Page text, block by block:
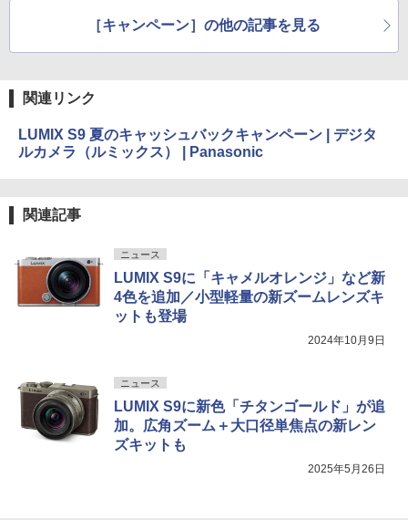
［キャンペーン］の他の記事を見る
関連リンク
LUMIX S9 夏のキャッシュバックキャンペーン | デジタ
ルカメラ（ルミックス） | Panasonic
関連記事
ニュース
LUMIX S9に「キャメルオレンジ」など新
4色を追加／小型軽量の新ズームレンズキ
ットも登場
2024年10月9日
ニュース
LUMIX S9に新色「チタンゴールド」が追
加。広角ズーム＋大口径単焦点の新レン
ズキットも
2025年5月26日